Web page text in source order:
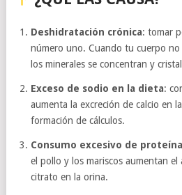
Deshidratación crónica: tomar
número uno. Cuando tu cuerpo
los minerales se concentran y
Exceso de sodio en la dieta:
aumenta la excreción de calcio en
formación de cálculos.
Consumo excesivo de
el pollo y los mariscos aumentan el
citrato en la orina.